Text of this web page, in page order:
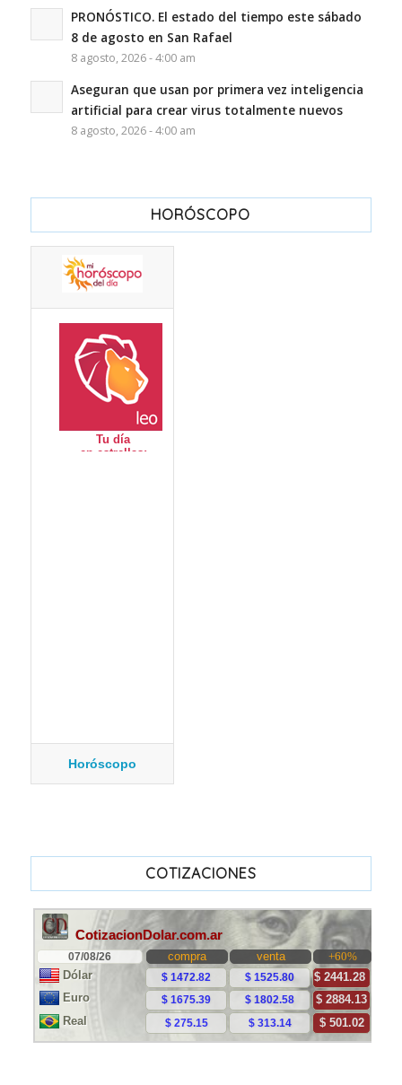
PRONÓSTICO. El estado del tiempo este sábado
8 de agosto en San Rafael
8 agosto, 2026 - 4:00 am
Aseguran que usan por primera vez inteligencia
artificial para crear virus totalmente nuevos
8 agosto, 2026 - 4:00 am
HORÓSCOPO
Horóscopo
COTIZACIONES